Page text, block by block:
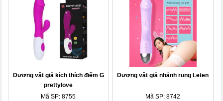
Dương vật giả kích thích điểm G
prettylove
Mã SP: 8755
Dương vật giả nhánh rung Leten
Mã SP: 8742